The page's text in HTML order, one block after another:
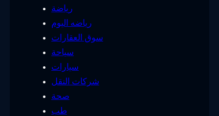
رياضة
رياضه اليوم
سوق العقارات
سياحة
سيارات
شركات النقل
صحة
طب